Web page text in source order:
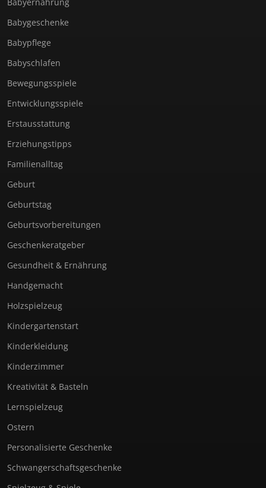
Babygeschenke
Babypflege
Babyschlafen
Bewegungsspiele
Entwicklungsspiele
Erstausstattung
Erziehungstipps
Familienalltag
Geburt
Geburtstag
Geburtsvorbereitungen
Geschenkeratgeber
Gesundheit & Ernährung
Handgemacht
Holzspielzeug
Kindergartenstart
Kinderkleidung
Kinderzimmer
Kreativität & Basteln
Lernspielzeug
Ostern
Personalisierte Geschenke
Schwangerschaftsgeschenke